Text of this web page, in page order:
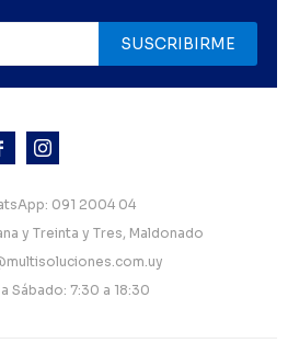

091 2004 04
y Treinta y Tres, Maldonado
Sábado: 7:30 a 18:30
SUSCRIBIRME